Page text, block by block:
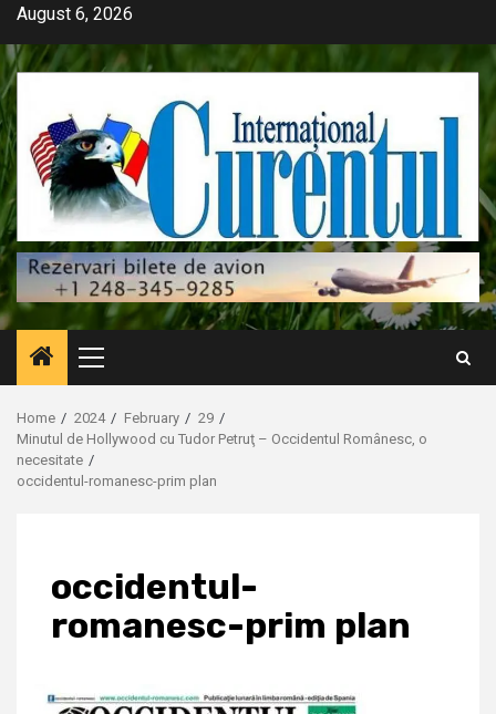
Skip
content
August 6, 2026
Primary
Menu
Home 2024 February
29
Minutul de Hollywood cu Tudor Petruţ – Occidentul Românesc, o
necesitate
occidentul-romanesc-prim plan
occidentul-
romanesc-prim plan